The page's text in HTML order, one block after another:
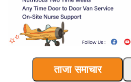
ताजा समाचार